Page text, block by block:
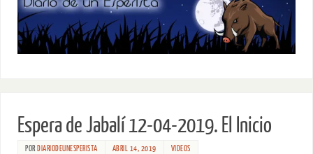
Espera de Jabalí 12-04-2019. El Inicio
POR DIARIODEUNESPERISTA ABRIL 14, 2019 VIDEOS